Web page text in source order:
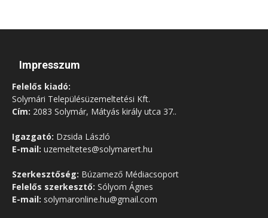
Impresszum
Felelős kiadó:
Solymári Településüzemeltetési Kft.
Cím: 2083 Solymár, Mátyás király utca 37..
Igazgató: Dzsida László
E-mail: uzemeltetes@solymarert.hu
Szerkesztőség: Búzamező Médiacsoport
Felelős szerkesztő: Sólyom Ágnes
E-mail: solymaronline.hu@gmail.com